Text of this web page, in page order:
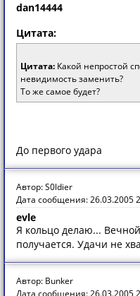
dan14444
Цитата:
Цитата: Какой непростой
невидимость заменить?
То же самое будет?
До первого удара
Автор: S0ldier
Дата сообщения: 26.03.2005
evle
Я кольцо делаю...
получается. Удачи не
Автор: Bunker
Дата сообщения: 26.03.2005